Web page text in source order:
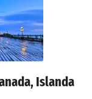
Islanda